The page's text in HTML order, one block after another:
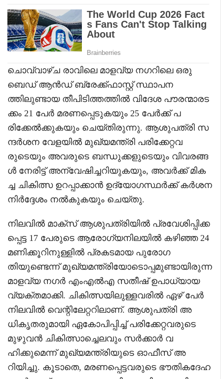
ചൊവ്വാഴ്ച രാവിലെ മാളവ്യ നഗറിലെ ഒരു
ബെഡ് ആൻഡ് ബ്രേക്ക്ഫാസ്റ്റ് സ്ഥാപന
ത്തിലുണ്ടായ തീപിടിത്തത്തിൽ വിദേശ പൗരന്മാരട
ക്കം 21 പേർ മരണപ്പെടുകയും 25 പേർക്ക് പ
രിക്കേൽക്കുകയും ചെയ്തിരുന്നു. ആശുപത്രി സ
ന്ദർശന വേളയിൽ മുഖ്യമന്ത്രി പരിക്കേറ്റവ
രുടെയും അവരുടെ ബന്ധുക്കളുടെയും വിവരങ്ങ
ൾ നേരിട്ട് അന്വേഷിച്ചറിയുകയും, അവർക്ക് മിക
ച്ച ചികിത്സ ഉറപ്പാക്കാൻ ഉദ്യോഗസ്ഥർക്ക് കർശന
നിർദ്ദേശം നൽകുകയും ചെയ്തു.
നിലവിൽ മാക്സ് ആശുപത്രിയിൽ പ്രവേശിപ്പിക്ക
പ്പെട്ട 17 പേരുടെ ആരോഗ്യനിലയിൽ കഴിഞ്ഞ 24
മണിക്കൂറിനുള്ളിൽ പ്രകടമായ പുരോഗ
തിയുണ്ടെന്ന് മുഖ്യമന്ത്രിയോടൊപ്പമുണ്ടായിരുന്ന
മാളവ്യ നഗർ എംഎൽഎ സതീഷ് ഉപാധ്യായ
വ്യക്തമാക്കി. ചികിത്സയിലുള്ളവരിൽ ഏഴ് പേർ
നിലവിൽ വെന്റിലേറ്ററിലാണ്. ആശുപത്രി അ
ധികൃതരുമായി ഏകോപിപ്പിച്ച് പരിക്കേറ്റവരുടെ
മുഴുവൻ ചികിത്സാച്ചെലവും സർക്കാർ വ
ഹിക്കുമെന്ന് മുഖ്യമന്ത്രിയുടെ ഓഫീസ് അ
റിയിച്ചു. കൂടാതെ, മരണപ്പെട്ടവരുടെ ഭൗതികദേഹ